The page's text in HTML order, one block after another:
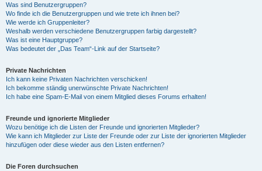
Was sind Benutzergruppen?
Wo finde ich die Benutzergruppen und wie trete ich ihnen bei?
Wie werde ich Gruppenleiter?
Weshalb werden verschiedene Benutzergruppen farbig dargestellt?
Was ist eine Hauptgruppe?
Was bedeutet der „Das Team“-Link auf der Startseite?
Private Nachrichten
Ich kann keine Privaten Nachrichten verschicken!
Ich bekomme ständig unerwünschte Private Nachrichten!
Ich habe eine Spam-E-Mail von einem Mitglied dieses Forums erhalten!
Freunde und ignorierte Mitglieder
Wozu benötige ich die Listen der Freunde und ignorierten Mitglieder?
Wie kann ich Mitglieder zur Liste der Freunde oder zur Liste der ignorierten Mitglieder
hinzufügen oder diese wieder aus den Listen entfernen?
Die Foren durchsuchen